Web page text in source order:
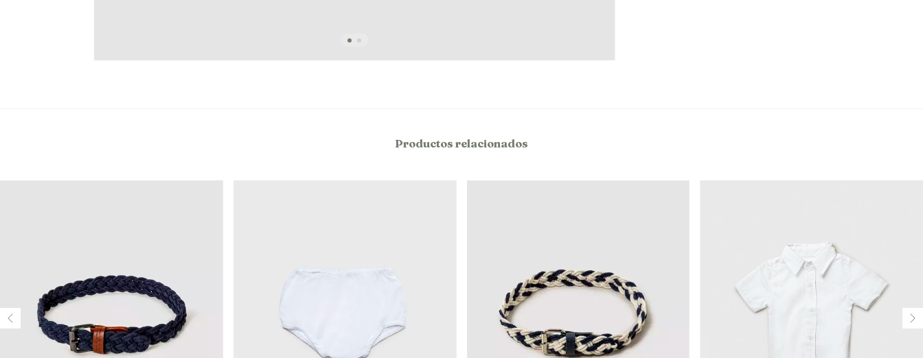
Productos relacionados